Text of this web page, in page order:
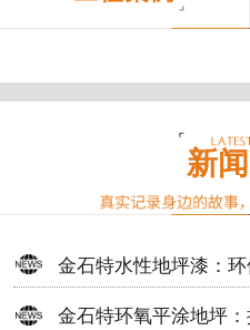
新
金石特水性地坪漆：
案
金石特环氧平涂地坪